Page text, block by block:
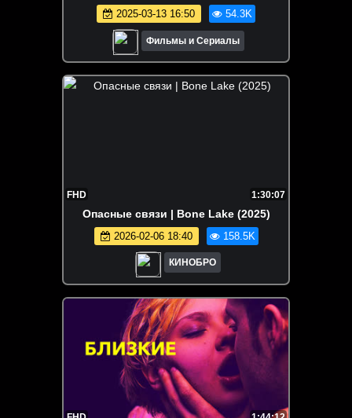
2025-03-13 16:50 54.3K
Фильмы и Сериалы
FHD 1:30:07
Опасные связи | Bone Lake (2025)
2026-02-06 18:40 158.5K
КИНОБРО